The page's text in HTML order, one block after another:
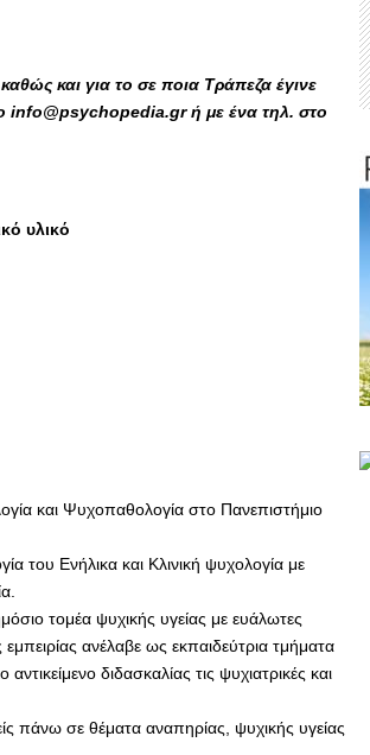
και για το σε ποια Τράπεζα έγινε
info@psychopedia.gr ή με ένα τηλ. στο
υλικό
και Ψυχοπαθολογία στο Πανεπιστήμιο
του Ενήλικα και Κλινική ψυχολογία με
τομέα ψυχικής υγείας με ευάλωτες
ανέλαβε ως εκπαιδεύτρια τμήματα
διδασκαλίας τις ψυχιατρικές και
πάνω σε θέματα αναπηρίας, ψυχικής υγείας